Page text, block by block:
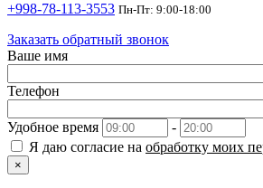
+998-78-113-3553 Пн-Пт: 9:00-18:00
Заказать обратный звонок
Ваше имя
Телефон
Удобное время
-
Я даю согласие на обработку моих
×